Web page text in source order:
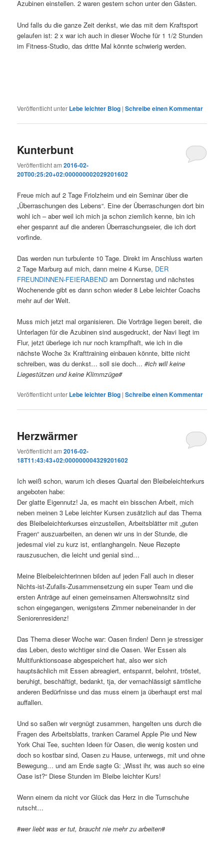
Azubinen einstellen. 2 waren gestern schon unter den Gästen.
Und falls du die ganze Zeit denkst, wie das mit dem Kraftsport
gelaufen ist: 2 x war ich auch in dieser Woche für 1 1/2 Stunden
im Fitness-Studio, das dritte Mal könnte schwierig werden.
Veröffentlicht unter Lebe leichter Blog |Schreibe einen Kommentar
Kunterbunt
Veröffentlicht am2016-02-
20T00:25:20+02:000000002029201602
Freue mich auf 2 Tage Friolzheim und ein Seminar über die
„Überraschungen des Lebens“. Eine der Überraschungen dort bin
wohl ich – aber weil ich mich ja schon ziemlich kenne, bin ich
eher gespannt auf die anderen Überraschungseier, die ich dort
vorfinde.
Das werden nun turbulente 10 Tage. Direkt im Anschluss warten
2 Tage Marburg auf mich, dann meine 4 Kurse, DER
FREUNDINNEN-FEIERABEND am Donnerstag und nächstes
Wochenende gibt es dann schon wieder 8 Lebe leichter Coachs
mehr auf der Welt.
Muss mich jetzt mal organisieren. Die Vorträge liegen bereit, die
Unterlagen für die Azubinen sind ausgedruckt, der Navi liegt im
Flur, jetzt überlege ich nur noch krampfhaft, wie ich in die
nächste Woche 3x Krafttraining einbauen könnte, bitte nicht
schreiben, was du denkst… soll sie doch…#ich will keine
Liegestützen und keine Klimmzüge#
Veröffentlicht unter Lebe leichter Blog |Schreibe einen Kommentar
Herzwärmer
Veröffentlicht am2016-02-
18T11:43:43+02:000000004329201602
Ich weiß schon, warum ich dieses Quartal den Bleibeleichterkurs
angeboten habe:
Der glatte Eigennutz! Ja, es macht ein bisschen Arbeit, mich
neben meinen 3 Lebe leichter Kursen zusätzlich auf das Thema
des Bleibeleichterkurses einzustellen, Arbeitsblätter mit „guten
Fragen“ auszuarbeiten, an denen wir uns in der Stunde, die
jedesmal viel zu kurz ist, entlanghangeln. Neue Rezepte
rauszusuchen, die leicht und genial sind…
Meine Bleibeleichterinnen bilden auf jeden Fall auch in dieser
Nichts-ist-Zufalls-Zusammensetzung ein super Team und die
ersten Anträge auf einen gemeinsamen Alterswohnsitz sind
schon eingegangen, wenigstens Zimmer nebeneinander in der
Seniorenresidenz!
Das Thema dieser Woche war: Oasen finden! Denn je stressiger
das Leben, desto wichtiger sind die Oasen. Wer Essen als
Multifunktionsoase abgespeichert hat, also wer sich
hauptsächlich mit Essen abreagiert, entspannt, belohnt, tröstet,
beruhigt, beschäftigt, bedankt, tja, der vernachlässigt sämtliche
anderen Bedürfnisse und das muss einem ja überhaupt erst mal
auffallen.
Und so saßen wir vergnügt zusammen, hangelten uns durch die
Fragen des Arbeitsblatts, tranken Caramel Apple Pie und New
York Chai Tee, suchten Ideen für Oasen, die wenig kosten und
doch so kostbar sind, Oasen zu Hause, unterwegs, mit und ohne
Bewegung… und am Ende sagte G: „Wisst ihr, was auch so eine
Oase ist?“ Diese Stunden im Bleibe leichter Kurs!
Wenn einem da nicht vor Glück das Herz in die Turnschuhe
rutscht…
#wer liebt was er tut, braucht nie mehr zu arbeiten#